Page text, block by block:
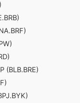
(BLB.BRE)